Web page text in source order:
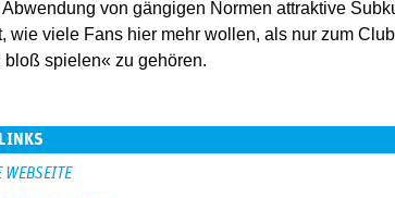
von gängigen Normen attraktive
wie viele Fans hier mehr wollen, als nur zum
spielen« zu gehören.
WEBSEITE